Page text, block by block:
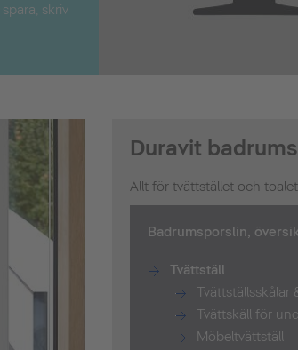
skriv
Duravit
Allt för tvättstället och
Badrumsporslin,
Tvättställ
Tvättställsskålar
Tvättskäll för
Möbeltvättställ